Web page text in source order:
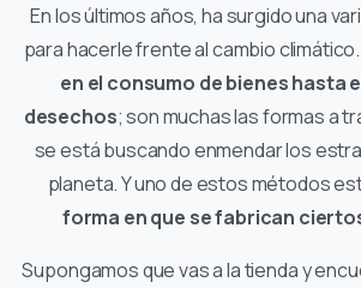
En los últimos años, ha surgido una
para hacerle frente al cambio
en el consumo de bienes hasta
desechos; son muchas las formas a
se está buscando enmendar los
planeta. Y uno de estos métodos
forma en que se fabrican
Supongamos que vas a la tienda y